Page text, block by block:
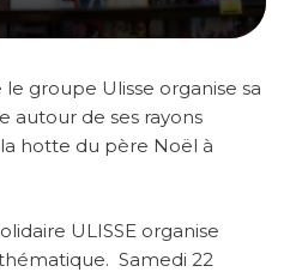
groupe Ulisse organise sa
autour de ses rayons
hotte du père Noël à
ULISSE organise
Samedi 22